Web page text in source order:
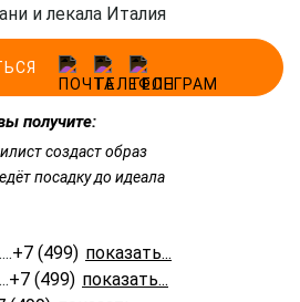
и лекала Италия
получите:
создаст образ
посадку до идеала
+7 (499) 350-41-77
+7 (499) 703-20-90